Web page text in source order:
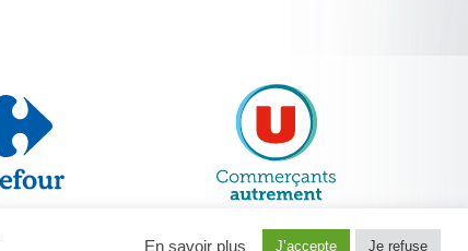
En savoir plus J’accepte Je refuse